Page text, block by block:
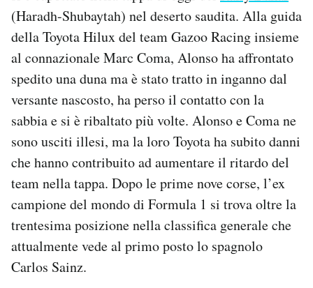
CALENDARIO
AREA PERSONALE
Area Personale
Newsletter
Notifiche mobile
Regala il Post
Hai bisogno di aiuto?
(Haradh-Shubaytah) nel deserto saudita. Alla guida
della Toyota Hilux del team Gazoo Racing insieme
al connazionale Marc Coma, Alonso ha affrontato
spedito una duna ma è stato tratto in inganno dal
versante nascosto, ha perso il contatto con la
sabbia e si è ribaltato più volte. Alonso e Coma ne
sono usciti illesi, ma la loro Toyota ha subito danni
che hanno contribuito ad aumentare il ritardo del
team nella tappa. Dopo le prime nove corse, l’ex
campione del mondo di Formula 1 si trova oltre la
trentesima posizione nella classifica generale che
attualmente vede al primo posto lo spagnolo
Carlos Sainz.